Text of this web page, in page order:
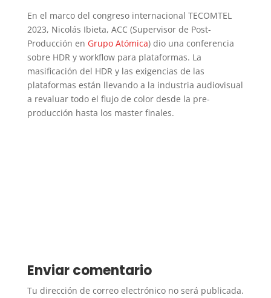
En el marco del congreso internacional TECOMTEL
2023, Nicolás Ibieta, ACC (Supervisor de Post-
Producción en Grupo Atómica) dio una conferencia
sobre HDR y workflow para plataformas. La
masificación del HDR y las exigencias de las
plataformas están llevando a la industria audiovisual
a revaluar todo el flujo de color desde la pre-
producción hasta los master finales.
Enviar comentario
Tu dirección de correo electrónico no será publicada.